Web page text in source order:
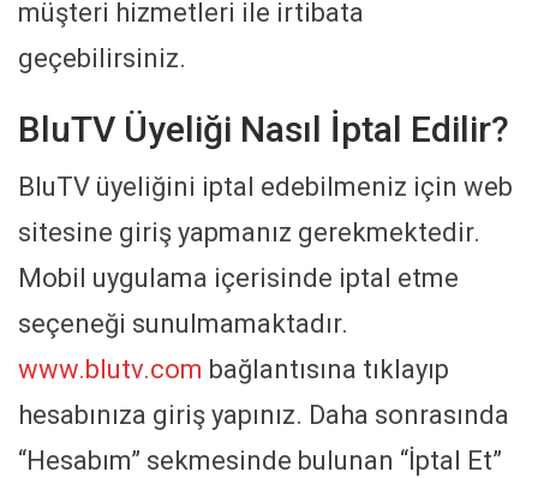
müşteri hizmetleri ile irtibata
geçebilirsiniz.
BluTV Üyeliği Nasıl İptal Edilir?
BluTV üyeliğini iptal edebilmeniz için web
sitesine giriş yapmanız gerekmektedir.
Mobil uygulama içerisinde iptal etme
seçeneği sunulmamaktadır.
www.blutv.com bağlantısına tıklayıp
hesabınıza giriş yapınız. Daha sonrasında
“Hesabım” sekmesinde bulunan “İptal Et”